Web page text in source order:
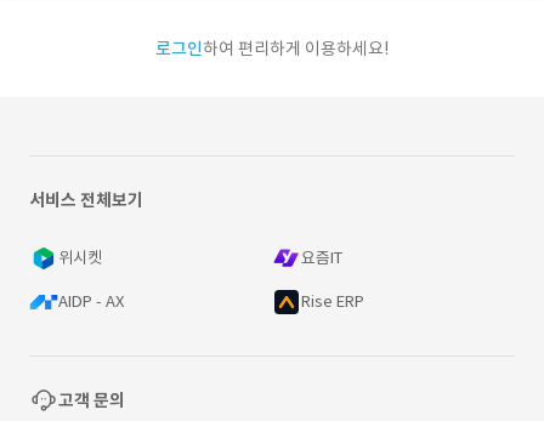
로그인하여 편리하게 이용하세요!
서비스 전체보기
위시켓 요즘IT
AIDP - AX Rise ERP
고객 문의